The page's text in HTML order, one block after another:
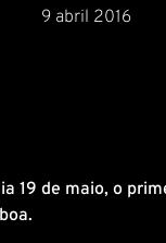
9 abril 2016
19 de maio, o